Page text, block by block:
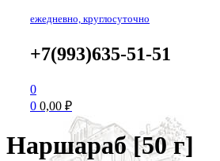
ежедневно, круглосуточно
+7(993)635-51-51
0
0 0,00 ₽
Наршараб [50 г]